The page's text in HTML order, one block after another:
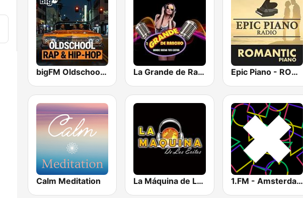
bigFM Oldschool Rap & Hip-Hop La Grande de Rancho Epic Piano - ROMANTIC PIANO
Calm Meditation La Máquina de Los Exitos 1.FM - Amsterdam Trance